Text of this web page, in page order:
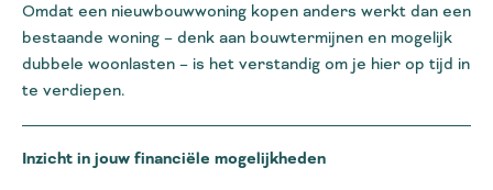
Omdat een nieuwbouwwoning kopen anders werkt dan een
bestaande woning – denk aan bouwtermijnen en mogelijk
dubbele woonlasten – is het verstandig om je hier op tijd in
te verdiepen.
Inzicht in jouw financiële mogelijkheden